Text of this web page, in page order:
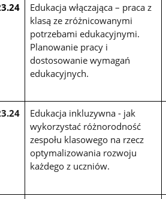
Edukacja włączająca – praca z
klasą ze zróżnicowanymi
potrzebami edukacyjnymi.
Planowanie pracy i
dostosowanie wymagań
edukacyjnych.
Edukacja inkluzywna - jak
wykorzystać różnorodność
zespołu klasowego na rzecz
optymalizowania rozwoju
każdego z uczniów.